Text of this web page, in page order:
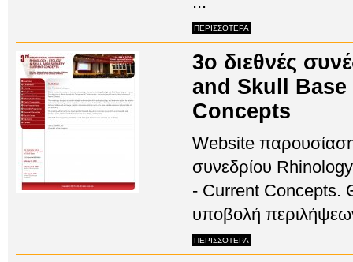
ΠΕΡΙΣΣΟΤΕΡΑ
3ο διεθνές
and Skull
Concepts
Website
συνεδρίου
- Current Concepts.
υποβολή
ΠΕΡΙΣΣΟΤΕΡΑ